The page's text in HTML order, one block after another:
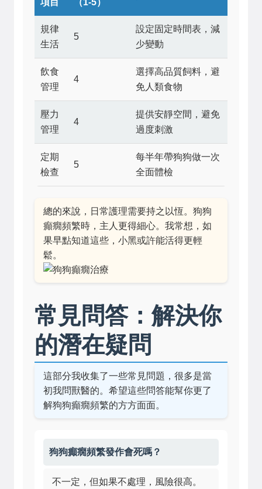
項目
（1-5）
規律
生活
5
設定固定時間表，減
少變動
飲食
管理
4
選擇高品質飼料，避
免人類食物
壓力
管理
4
提供安靜空間，避免
過度刺激
定期
檢查
5
每半年帶狗狗做一次
全面體檢
總的來說，日常護理需要持之以恆。狗狗
癲癇頻繁時，主人更得細心。我常想，如
果早點知道這些，小黑或許能活得更輕
鬆。
常見問答：解決你
的潛在疑問
這部分我收集了一些常見問題，很多是當
初我問獸醫的。希望這些問答能幫你更了
解狗狗癲癇頻繁的方方面面。
狗狗癲癇頻繁發作會死嗎？
不一定，但如果不處理，風險很高。